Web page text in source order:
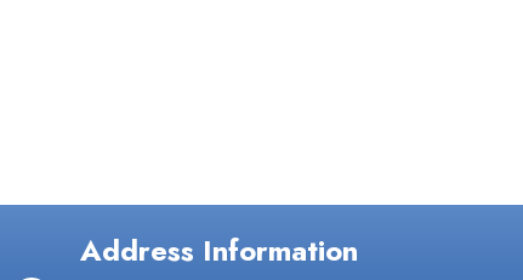
Address Information